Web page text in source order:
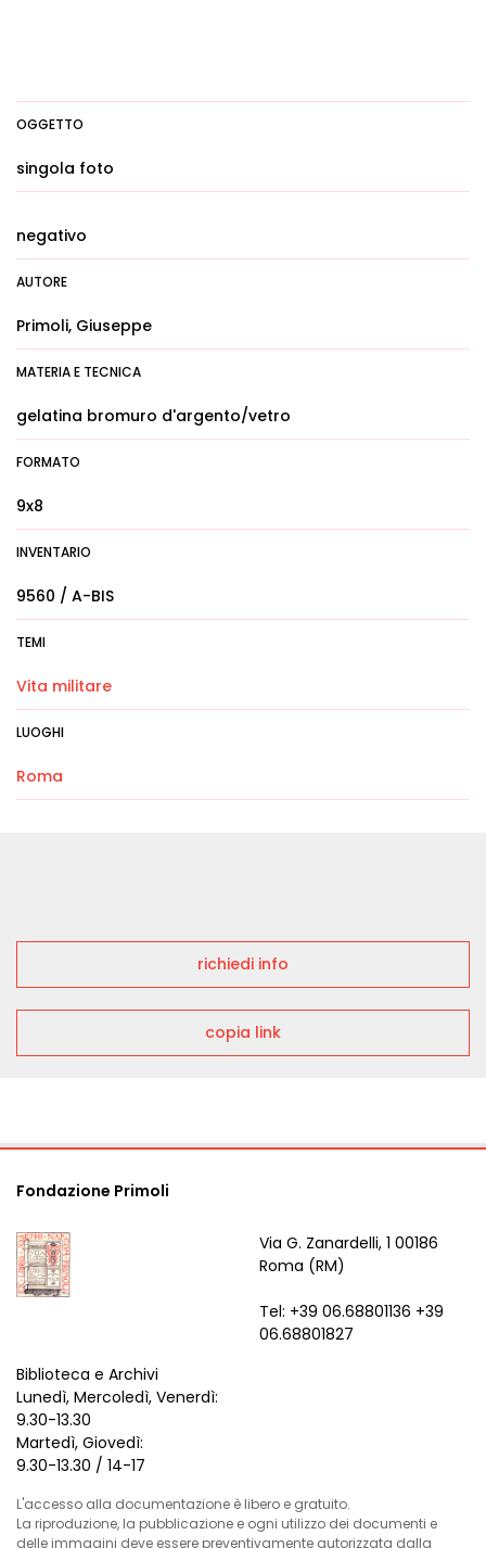
OGGETTO
singola foto
negativo
AUTORE
Primoli, Giuseppe
MATERIA E TECNICA
gelatina bromuro d'argento/vetro
FORMATO
9x8
INVENTARIO
9560 / A-BIS
TEMI
Vita militare
LUOGHI
Roma
richiedi info
copia link
Fondazione Primoli
Via G. Zanardelli, 1 00186
Roma (RM)
Tel: +39 06.68801136 +39
06.68801827
Biblioteca e Archivi
Lunedì, Mercoledì, Venerdì:
9.30-13.30
Martedì, Giovedì:
9.30-13.30 / 14-17
L'accesso alla documentazione è libero e gratuito.
La riproduzione, la pubblicazione e ogni utilizzo dei documenti e
delle immagini deve essere preventivamente autorizzata dalla